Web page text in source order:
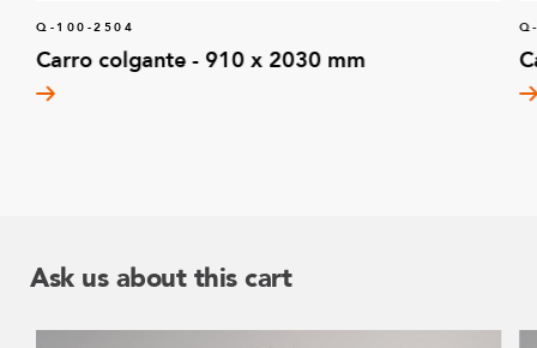
Q-100-2504
Carro colgante - 910 x 2030 mm
Ask us about this cart